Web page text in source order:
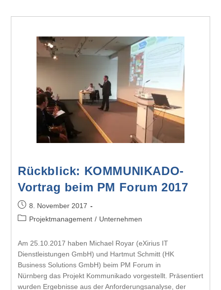
Rückblick: KOMMUNIKADO-
Vortrag beim PM Forum 2017
8. November 2017
Projektmanagement / Unternehmen
Am 25.10.2017 haben Michael Royar (eXirius IT
Dienstleistungen GmbH) und Hartmut Schmitt (HK
Business Solutions GmbH) beim PM Forum in
Nürnberg das Projekt Kommunikado vorgestellt. Präsentiert
wurden Ergebnisse aus der Anforderungsanalyse, der